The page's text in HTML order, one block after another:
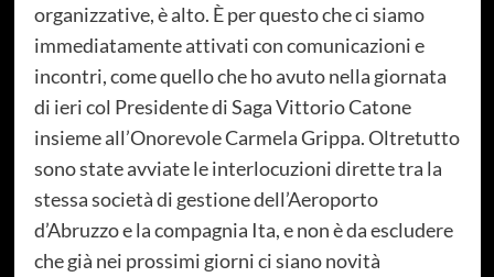
organizzative, è alto. È per questo che ci siamo
immediatamente attivati con comunicazioni e
incontri, come quello che ho avuto nella giornata
di ieri col Presidente di Saga Vittorio Catone
insieme all’Onorevole Carmela Grippa. Oltretutto
sono state avviate le interlocuzioni dirette tra la
stessa società di gestione dell’Aeroporto
d’Abruzzo e la compagnia Ita, e non è da escludere
che già nei prossimi giorni ci siano novità